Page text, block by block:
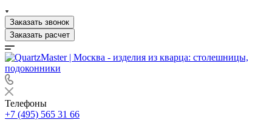
Заказать звонок
Заказать расчет
Телефоны
+7 (495) 565 31 66